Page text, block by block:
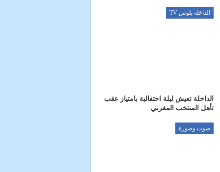
الداخلة بلوس TV
الداخلة تعيش ليلة احتفالية بامتياز عقب
تأهل المنتخب المغربي
صوت وصورة